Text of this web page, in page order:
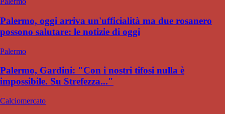
Palermo, oggi arriva un'ufficialità ma due rosanero
possono salutare: le notizie di oggi
Palermo
Palermo, Gardini: "Con i nostri tifosi nulla è
impossibile. Su Strefezza..."
Calciomercato